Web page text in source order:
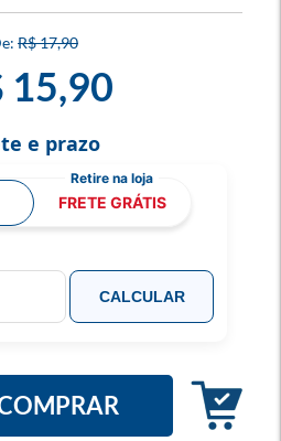
R$ 17,90
15,90
e prazo
FRETE GRÁTIS
CALCULAR